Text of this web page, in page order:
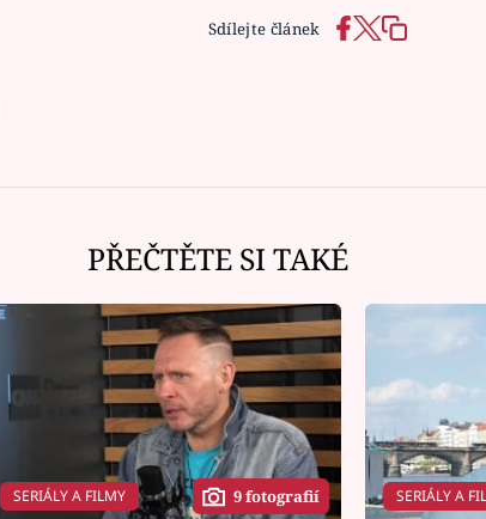
Sdílejte článek
PŘEČTĚTE SI TAKÉ
SERIÁLY A FILMY 9 fotografií SERIÁLY A